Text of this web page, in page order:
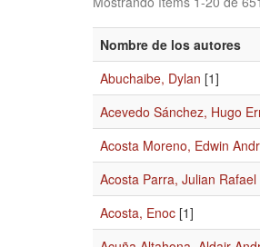
Nombre de los autores
Abuchaibe, Dylan [1]
Acevedo Sánchez, Hugo
Acosta Moreno, Edwin
Acosta Parra, Julian Rafael
Acosta, Enoc [1]